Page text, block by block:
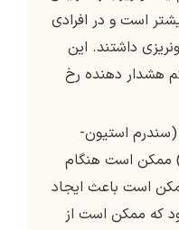
است و در افرادی
داشتند. این
هشدار دهنده رخ
استیون-
ممکن است هنگام
است باعث ایجاد
که ممکن است از